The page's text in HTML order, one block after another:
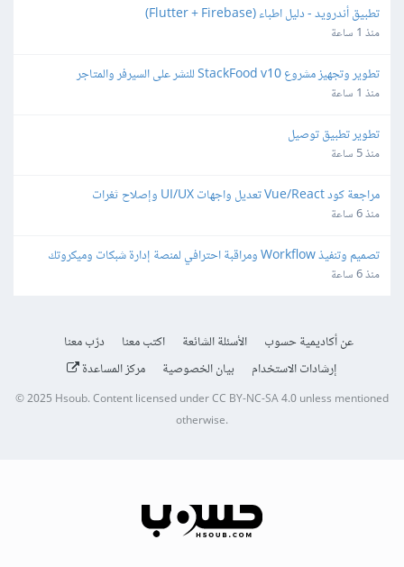
تطبيق أندرويد - دليل اطباء (Flutter + Firebase)
منذ 1 ساعة
تطوير وتجهيز مشروع StackFood v10 للنشر على السيرفر والمتاجر
منذ 1 ساعة
تطوير تطبيق توصيل
منذ 5 ساعة
مراجعة كود Vue/React تعديل واجهات UI/UX وإصلاح ثغرات
منذ 6 ساعة
مبنية على Laravel/Radius
منذ 6 ساعة
عن أكاديمية حسوب الأسئلة الشائعة اكتب معنا
درّب معنا
إرشادات الاستخدام
بيان الخصوصية مركز المساعدة
© 2025 Hsoub.Content licensed underCC BY-NC-SA 4.0unless mentioned
otherwise.